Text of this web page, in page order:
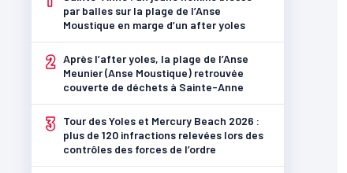
par balles sur la plage de l’Anse
Moustique en marge d’un after yoles
2 Après l’after yoles, la plage de l’Anse
Meunier (Anse Moustique) retrouvée
couverte de déchets à Sainte-Anne
3
Tour des Yoles et Mercury Beach 2026 :
plus de 120 infractions relevées lors des
contrôles des forces de l’ordre